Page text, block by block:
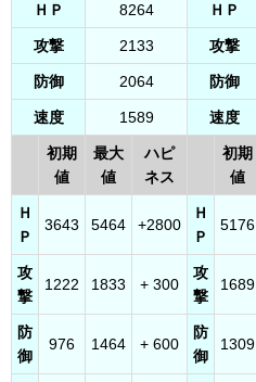
ＨＰ 8264 ＨＰ
攻撃 2133 攻撃
防御 2064 防御
速度 1589 速度
初期
値
最大
値
ハピ
ネス
初期
値
Ｈ
Ｐ
3643 5464 +2800
Ｈ
Ｐ
5176
攻
撃
1222 1833 + 300
攻
撃
1689
防
御
976 1464 + 600
防
御
1309